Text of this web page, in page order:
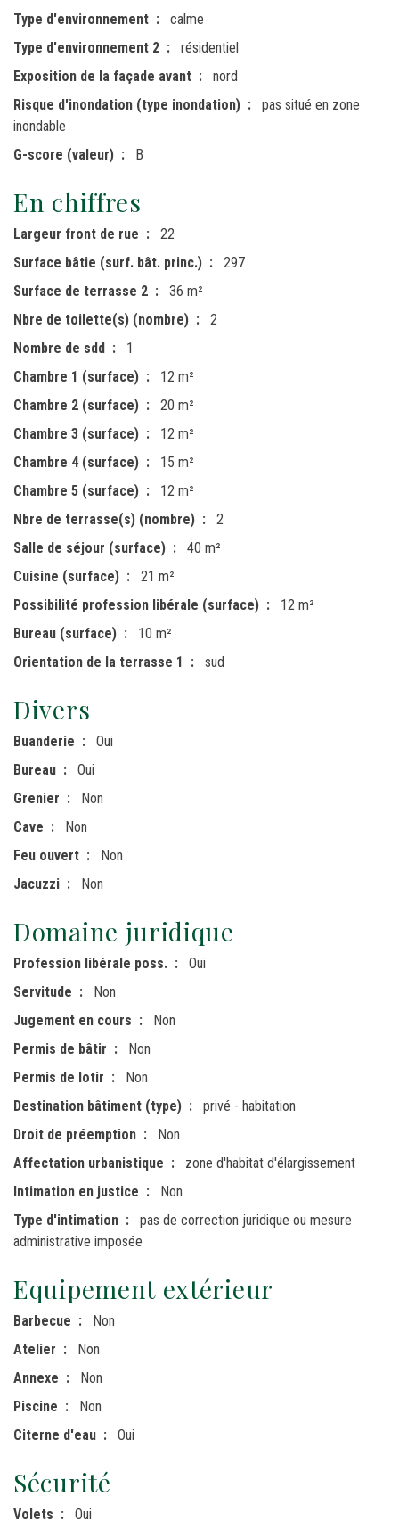
Type d'environnement
calme
Type d'environnement 2
résidentiel
Exposition de la façade avant
nord
Risque d'inondation (type inondation)
pas situé en zone
inondable
G-score (valeur)
B
En chiffres
Largeur front de rue
22
Surface bâtie (surf. bât. princ.)
297
Surface de terrasse 2
36 m²
Nbre de toilette(s) (nombre)
2
Nombre de sdd
1
Chambre 1 (surface)
12 m²
Chambre 2 (surface)
20 m²
Chambre 3 (surface)
12 m²
Chambre 4 (surface)
15 m²
Chambre 5 (surface)
12 m²
Nbre de terrasse(s) (nombre)
2
Salle de séjour (surface)
40 m²
Cuisine (surface)
21 m²
Possibilité profession libérale (surface)
12 m²
Bureau (surface)
10 m²
Orientation de la terrasse 1
sud
Divers
Buanderie
Oui
Bureau
Oui
Grenier
Non
Cave
Non
Feu ouvert
Non
Jacuzzi
Non
Domaine juridique
Profession libérale poss.
Oui
Servitude
Non
Jugement en cours
Non
Permis de bâtir
Non
Permis de lotir
Non
Destination bâtiment (type)
privé - habitation
Droit de préemption
Non
Affectation urbanistique
zone d'habitat d'élargissement
Intimation en justice
Non
Type d'intimation
pas de correction juridique ou mesure
administrative imposée
Equipement extérieur
Barbecue
Non
Atelier
Non
Annexe
Non
Piscine
Non
Citerne d'eau
Oui
Sécurité
Volets
Oui